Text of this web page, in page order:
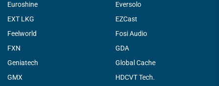
Euroshine
Eversolo
EXT LKG
EZCast
Feelworld
Fosi Audio
FXN
GDA
Geniatech
Global Cache
GMX
HDCVT Tech.